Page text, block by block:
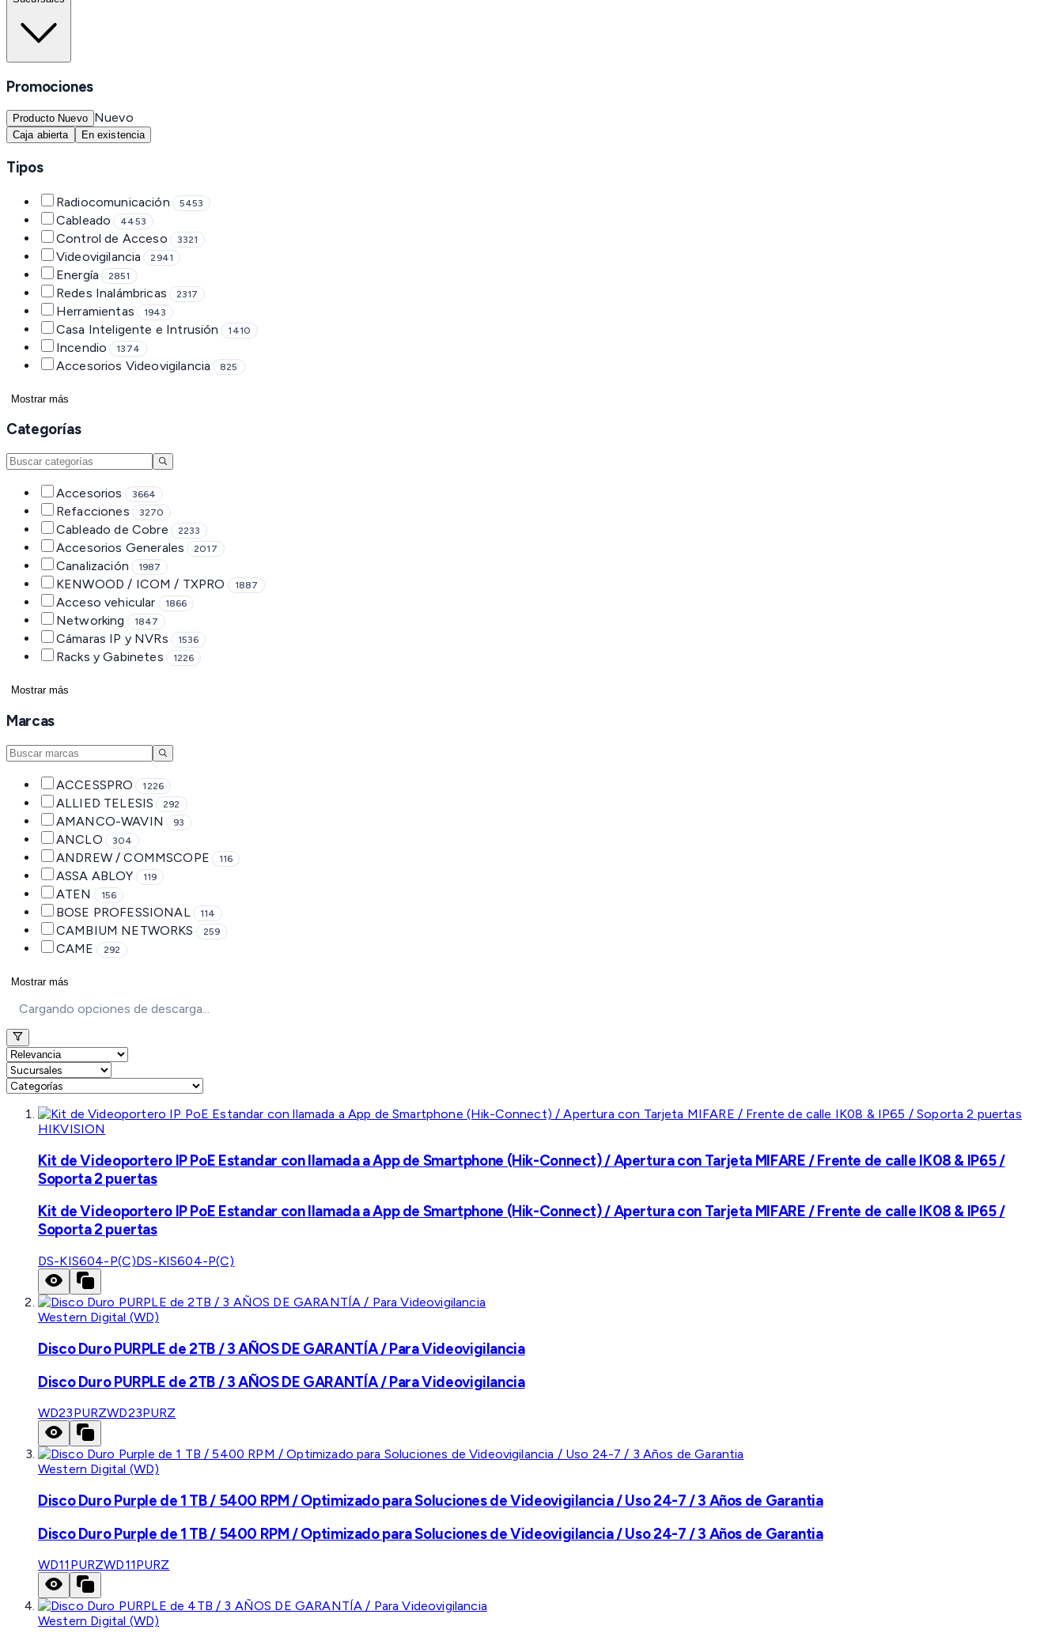
Promociones
Producto Nuevo Nuevo
Caja abierta En existencia
Tipos
Radiocomunicación 5453
Cableado 4453
Control de Acceso 3321
Videovigilancia 2941
Energía 2851
Redes Inalámbricas 2317
Herramientas 1943
Casa Inteligente e Intrusión 1410
Incendio 1374
Accesorios Videovigilancia 825
Mostrar más
Categorías
Accesorios 3664
Refacciones 3270
Cableado de Cobre 2233
Accesorios Generales 2017
Canalización 1987
KENWOOD / ICOM / TXPRO 1887
Acceso vehicular 1866
Networking 1847
Cámaras IP y NVRs 1536
Racks y Gabinetes 1226
Mostrar más
Marcas
ACCESSPRO 1226
ALLIED TELESIS 292
AMANCO-WAVIN 93
ANCLO 304
ANDREW / COMMSCOPE 116
ASSA ABLOY 119
ATEN 156
BOSE PROFESSIONAL 114
CAMBIUM NETWORKS 259
CAME 292
Mostrar más
Cargando opciones de descarga...
HIKVISION
Kit de Videoportero IP PoE Estandar con llamada a App de Smartphone (Hik-Connect) / Apertura con Tarjeta MIFARE / Frente de calle IK08 & IP65 /
Soporta 2 puertas
Kit de Videoportero IP PoE Estandar con llamada a App de Smartphone (Hik-Connect) / Apertura con Tarjeta MIFARE / Frente de calle IK08 & IP65 /
Soporta 2 puertas
DS-KIS604-P(C)DS-KIS604-P(C)
Western Digital (WD)
Disco Duro PURPLE de 2TB / 3 AÑOS DE GARANTÍA / Para Videovigilancia
Disco Duro PURPLE de 2TB / 3 AÑOS DE GARANTÍA / Para Videovigilancia
WD23PURZWD23PURZ
Western Digital (WD)
Disco Duro Purple de 1 TB / 5400 RPM / Optimizado para Soluciones de Videovigilancia / Uso 24-7 / 3 Años de Garantia
Disco Duro Purple de 1 TB / 5400 RPM / Optimizado para Soluciones de Videovigilancia / Uso 24-7 / 3 Años de Garantia
WD11PURZWD11PURZ
Western Digital (WD)